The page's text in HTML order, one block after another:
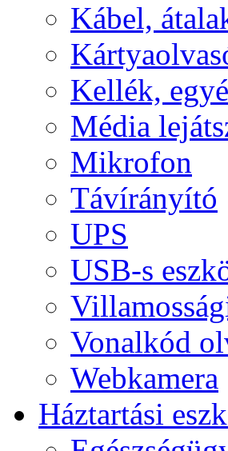
Kábel,
Kellék,
Média
Mikrofon
Távírányító
UPS
USB-s
Vonalkód
Webkamera
Háztartási